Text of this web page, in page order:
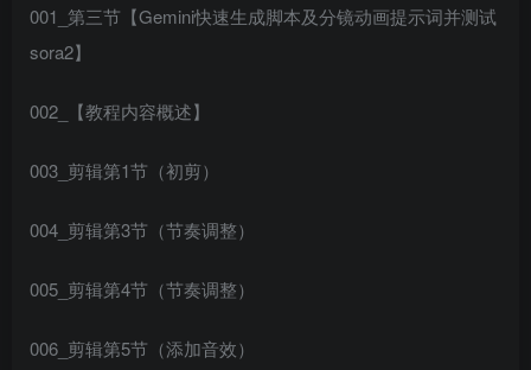
001_第三节【Gemini快速生成脚本及分镜动画提示词并测试
sora2】
002_【教程内容概述】
003_剪辑第1节（初剪）
004_剪辑第3节（节奏调整）
005_剪辑第4节（节奏调整）
006_剪辑第5节（添加音效）